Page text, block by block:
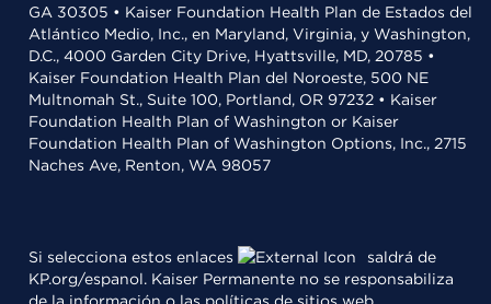
GA 30305 • Kaiser Foundation Health Plan de Estados del
Atlántico Medio, Inc., en Maryland, Virginia, y Washington,
D.C., 4000 Garden City Drive, Hyattsville, MD, 20785 •
Kaiser Foundation Health Plan del Noroeste, 500 NE
Multnomah St., Suite 100, Portland, OR 97232 • Kaiser
Foundation Health Plan of Washington or Kaiser
Foundation Health Plan of Washington Options, Inc., 2715
Naches Ave, Renton, WA 98057
Si selecciona estos enlaces
saldrá de
KP.org/espanol. Kaiser Permanente no se responsabiliza